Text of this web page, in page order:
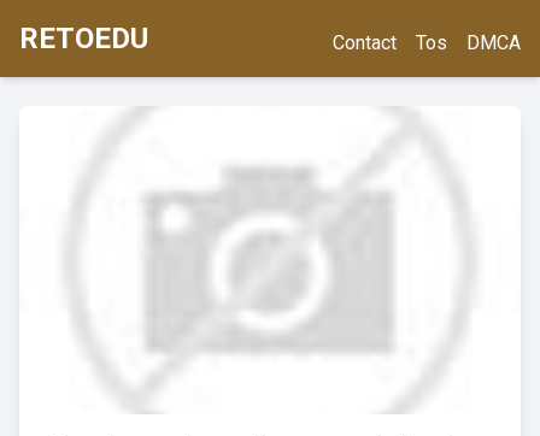
RETOEDU Contact Tos DMCA